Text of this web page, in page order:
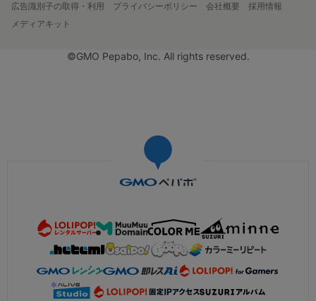
広告識別子の取得・利用
プライバシーポリシー 会社概要
採用情報
メディアキット
©GMO Pepabo, Inc. All rights reserved.